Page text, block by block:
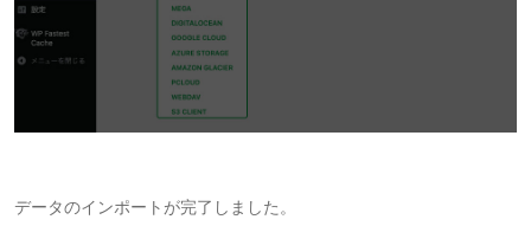
データのインポートが完了しました。